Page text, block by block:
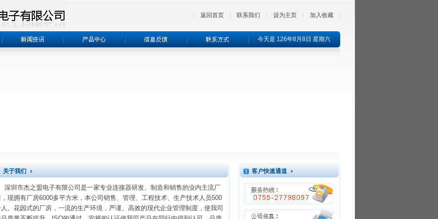
返回首页 联系我们 设为主页 加入收藏
今天是 126年8月8日 星期六
关于我们
圳市杰之盟电子有限公司是一家专业连接器研发、制造和销售的业内主流厂
现拥有厂房6000多平方米，本公司销售、管理、工程技术、生产技术人员500
。花园式的厂房，一流的生产环境，严谨、高效的现代企业管理制度，使我司
客户快速通道